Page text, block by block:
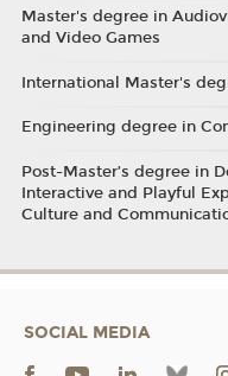
Master's degree in
and Video Games
International Master's
Engineering degree in
Post-Master’s degree in
Interactive and Playful
Culture and
SOCIAL MEDIA